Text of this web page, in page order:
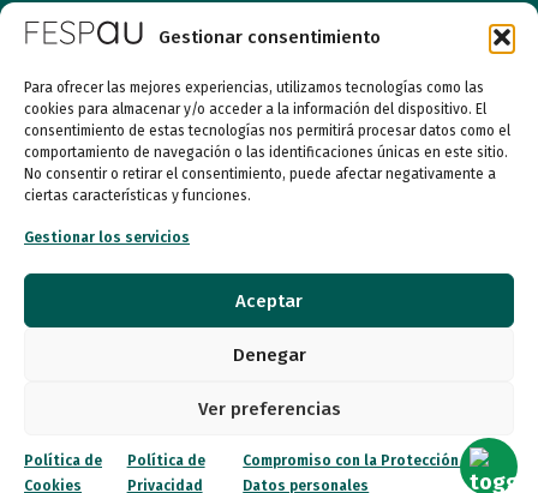
Gestionar consentimiento
Para ofrecer las mejores experiencias, utilizamos tecnologías como las
cookies para almacenar y/o acceder a la información del dispositivo. El
consentimiento de estas tecnologías nos permitirá procesar datos como el
comportamiento de navegación o las identificaciones únicas en este sitio.
No consentir o retirar el consentimiento, puede afectar negativamente a
ciertas características y funciones.
Gestionar los servicios
Aceptar
Denegar
Ver preferencias
Política de
Cookies
Política de
Privacidad
Compromiso con la Protección de
Datos personales
Jueves (online)
Viernes (online)
09:00 a 14:00
Quiénes somos
Transparencia